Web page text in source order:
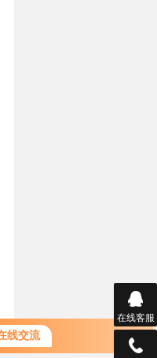
线交流
前来咨询，很高兴为您
您要咨询什么问题呢？
在线客服